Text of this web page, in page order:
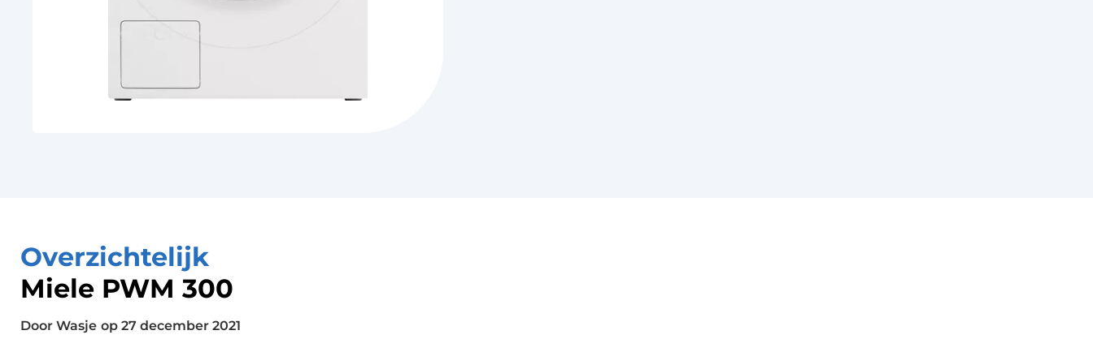
Overzichtelijk
Miele PWM 300
Door Wasje op 27 december 2021